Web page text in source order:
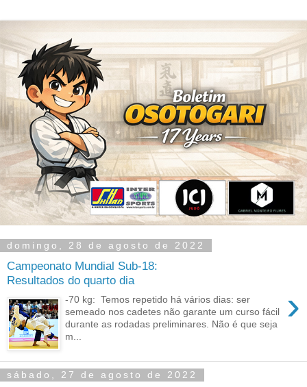
domingo, 28 de agosto de 2022
Campeonato Mundial Sub-18:
Resultados do quarto dia
›
-70 kg: Temos repetido há vários dias: ser
semeado nos cadetes não garante um curso fácil
durante as rodadas preliminares. Não é que seja
m...
sábado, 27 de agosto de 2022